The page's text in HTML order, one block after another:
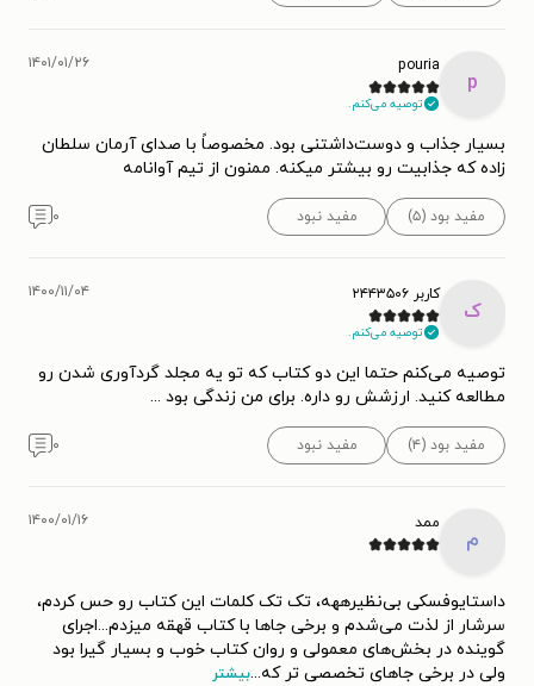
p
pouria
توصیه می‌کنم.
۱۴۰۱/۰۱/۲۶
بسیار جذاب و دوست‌داشتنی بود. مخصوصاً با صدای آرمان سلطان
زاده که جذابیت رو بیشتر میکنه. ممنون از تیم آوانامه
مفید بود (۵) مفید نبود ۰
ک
کاربر ۲۴۴۳۵۰۶
توصیه می‌کنم.
۱۴۰۰/۱۱/۰۴
توصیه می‌کنم حتما این دو کتاب که تو یه مجلد گردآوری شدن رو
مطالعه کنید. ارزشش رو داره. برای من زندگی بود ...
مفید بود (۴) مفید نبود ۰
م
ممد ۱۴۰۰/۰۱/۱۶
داستایوفسکی بی‌نظیرههه، تک تک کلمات این کتاب رو حس کردم،
سرشار از لذت می‌شدم و برخی جا‌ها با کتاب قهقه میزدم...اجرای
گوینده در بخش‌های معمولی و روان کتاب خوب و بسیار گیرا بود
ولی در برخی جاهای تخصصی تر که...بیشتر